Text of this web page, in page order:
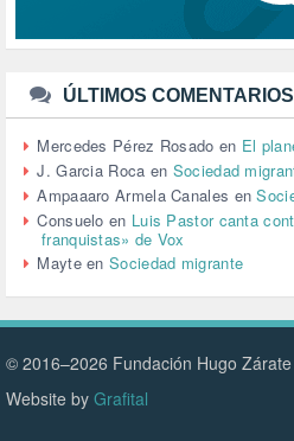
TTIP (6)
URBANISMO (1)
URBANIZACIÓN (1)
VEJEZ (1)
VENEZUELA (3)
VENEZULA (1)
VIAJES (1)
VIOLENCIA (2)
VIOLENCIA DE GÉNERO (223)
VIVIENDA (9)
VOLODIMIR ZELENSKY (1)
ÚLTIMOS COMENTARIOS
Mercedes Pérez Rosado en El
J. Garcia Roca en Sociedad
Ampaaaro Armela Canales en
Consuelo en Luis Pastor canta
franquistas» de Vox
MayteenSociedad migrante
© 2016–2026 Fundación Hugo Zárate
Website by Grafital